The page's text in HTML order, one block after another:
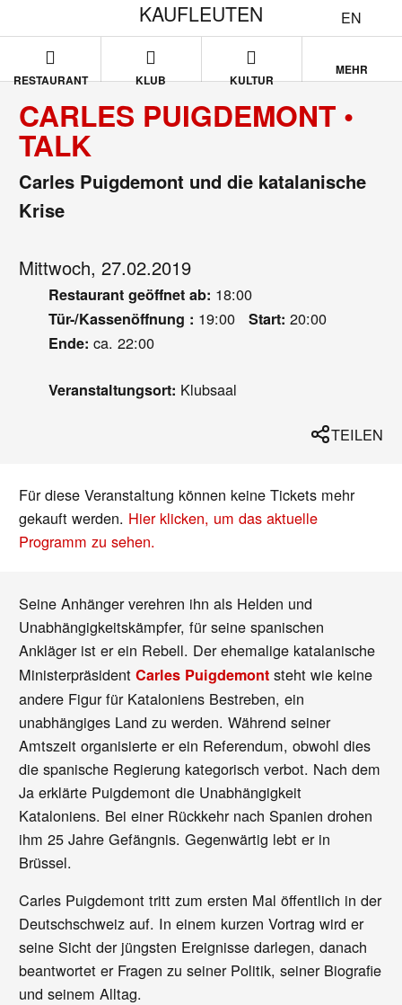
EN
KAUFLEUTEN
RESTAURANT KLUB KULTUR
MEHR
CARLES PUIGDEMONT •
TALK
Carles Puigdemont und die katalanische
Krise
Mittwoch, 27.02.2019
Restaurant geöffnet ab: 18:00
Tür-/Kassenöffnung : 19:00 Start: 20:00
Ende: ca. 22:00
Veranstaltungsort: Klubsaal
TEILEN
Für diese Veranstaltung können keine Tickets mehr
gekauft werden. Hier klicken, um das aktuelle
Programm zu sehen.
Seine Anhänger verehren ihn als Helden und
Unabhängigkeitskämpfer, für seine spanischen
Ankläger ist er ein Rebell. Der ehemalige katalanische
MinisterpräsidentCarles Puigdemont steht wie keine
andere Figur für Kataloniens Bestreben, ein
unabhängiges Land zu werden. Während seiner
Amtszeit organisierte er ein Referendum, obwohl dies
die spanische Regierung kategorisch verbot. Nach dem
Ja erklärte Puigdemont die Unabhängigkeit
Kataloniens. Bei einer Rückkehr nach Spanien drohen
ihm 25 Jahre Gefängnis. Gegenwärtig lebt er in
Brüssel.
Carles Puigdemont tritt zum ersten Mal öffentlich in der
Deutschschweiz auf. In einem kurzen Vortrag wird er
seine Sicht der jüngsten Ereignisse darlegen, danach
beantwortet er Fragen zu seiner Politik, seiner Biografie
und seinem Alltag.